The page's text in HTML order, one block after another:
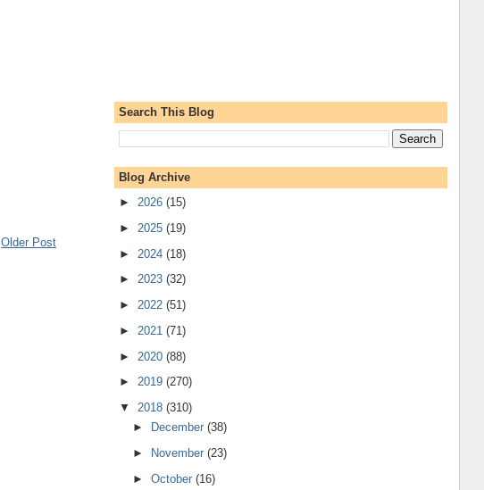
Older Post
Search This Blog
Blog Archive
► 2026 (15)
► 2025 (19)
► 2024 (18)
► 2023 (32)
► 2022 (51)
► 2021 (71)
► 2020 (88)
► 2019 (270)
▼ 2018 (310)
►
December(38)
►
November(23)
►October(16)